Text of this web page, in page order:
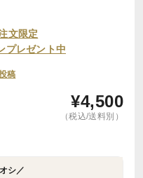
文限定
プレゼント中
稿
¥4,500
（税込/送料別）
シ／